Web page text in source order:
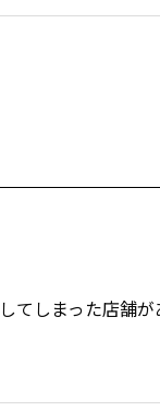
しまった店舗が